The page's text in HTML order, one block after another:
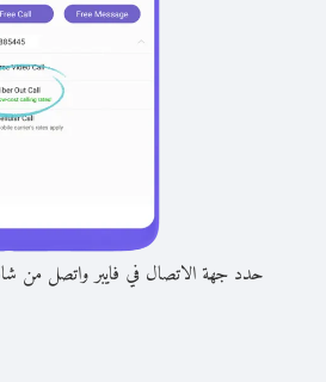
حدد جهة الاتصال في فايبر واتصل من